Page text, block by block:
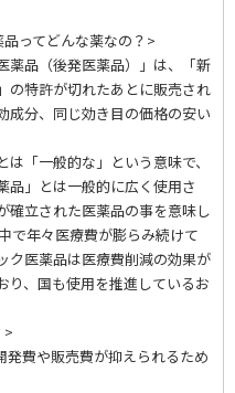
ってどんな薬なの？>
薬品（後発医薬品）」は、「新
の特許が切れたあとに販売され
成分、同じ効き目の価格の安い
は「一般的な」という意味で、
品」とは一般的に広く使用さ
確立された医薬品の事を意味し
で年々医療費が膨らみ続けて
ク医薬品は医療費削減の効果が
り、国も使用を推進しているお
>
発費や販売費が抑えられるため